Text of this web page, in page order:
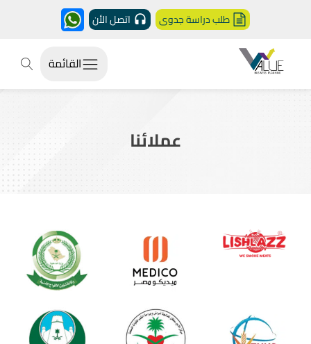
طلب دراسة جدوى اتصل الأن
القائمة
عملائنا